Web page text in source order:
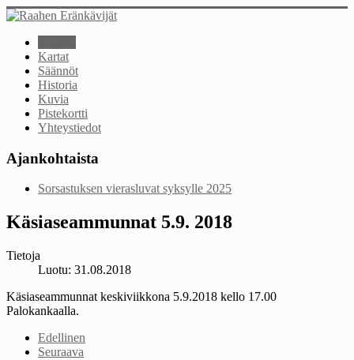
Kartat
Säännöt
Historia
Kuvia
Pistekortti
Yhteystiedot
Ajankohtaista
Sorsastuksen vierasluvat syksylle 2025
Käsiaseammunnat 5.9. 2018
Tietoja
Luotu: 31.08.2018
Käsiaseammunnat keskiviikkona 5.9.2018 kello 17.00
Palokankaalla.
Edellinen
Seuraava